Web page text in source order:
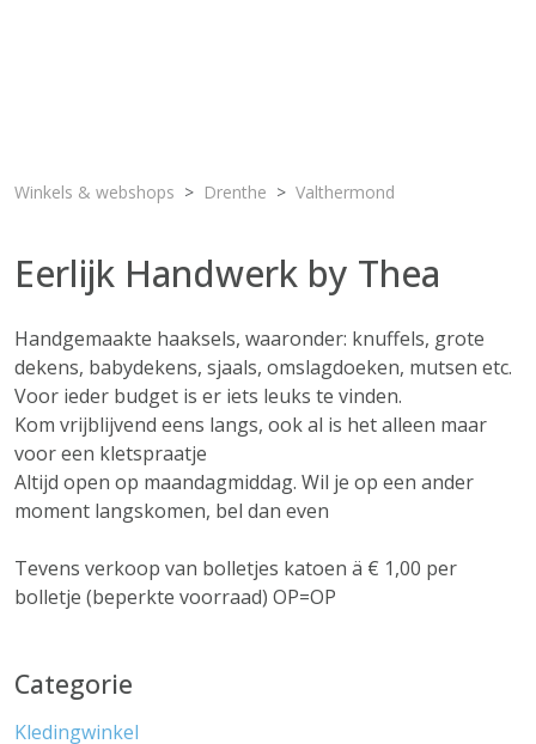
Winkels & webshops Drenthe Valthermond
Eerlijk Handwerk by Thea
Handgemaakte haaksels, waaronder: knuffels, grote
dekens, babydekens, sjaals, omslagdoeken, mutsen etc.
Voor ieder budget is er iets leuks te vinden.
Kom vrijblijvend eens langs, ook al is het alleen maar
voor een kletspraatje
Altijd open op maandagmiddag. Wil je op een ander
moment langskomen, bel dan even
Tevens verkoop van bolletjes katoen ä € 1,00 per
bolletje (beperkte voorraad) OP=OP
Categorie
Kledingwinkel